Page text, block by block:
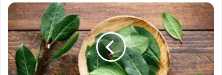
مشروب
ورق
الغار
الصحي
للتخلص
من
دهون